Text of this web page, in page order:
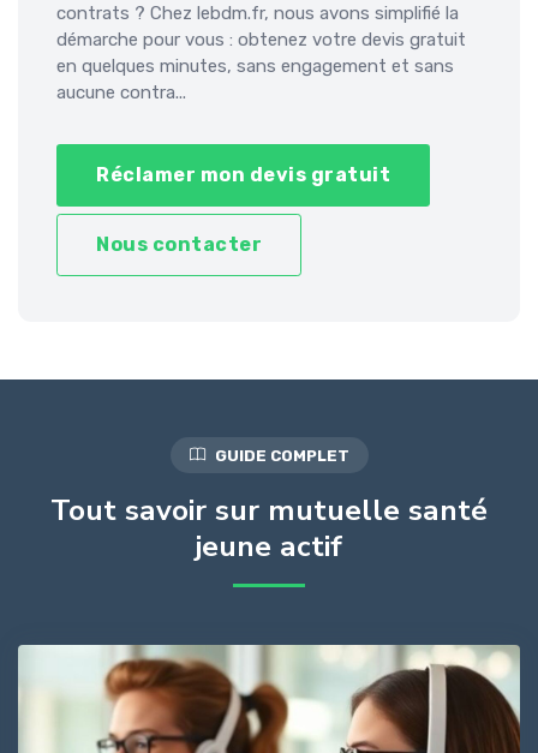
contrats ? Chez lebdm.fr, nous avons simplifié la
démarche pour vous : obtenez votre devis gratuit
en quelques minutes, sans engagement et sans
aucune contra...
Réclamer mon devis gratuit
Nous contacter
GUIDE COMPLET
Tout savoir sur mutuelle santé
jeune actif